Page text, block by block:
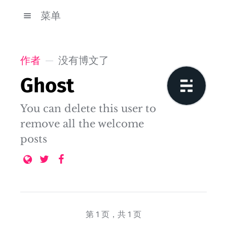
菜单
作者 没有博文了
Ghost
You can delete this user to
remove all the welcome
posts
第 1 页，共 1 页